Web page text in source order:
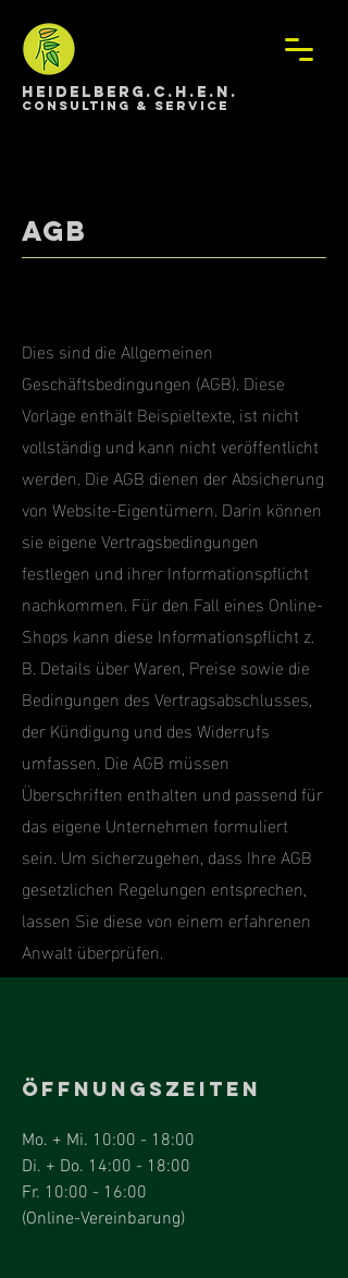
HEIDELBERG.C.H.E.N.
Consulting & Service
AGB
Dies sind die Allgemeinen
Geschäftsbedingungen (AGB). Diese
Vorlage enthält Beispieltexte, ist nicht
vollständig und kann nicht veröffentlicht
werden. Die AGB dienen der Absicherung
von Website-Eigentümern. Darin können
sie eigene Vertragsbedingungen
festlegen und ihrer Informationspflicht
nachkommen. Für den Fall eines Online-
Shops kann diese Informationspflicht z.
B. Details über Waren, Preise sowie die
Bedingungen des Vertragsabschlusses,
der Kündigung und des Widerrufs
umfassen. Die AGB müssen
Überschriften enthalten und passend für
das eigene Unternehmen formuliert
sein. Um sicherzugehen, dass Ihre AGB
gesetzlichen Regelungen entsprechen,
lassen Sie diese von einem erfahrenen
Anwalt überprüfen.
ÖFFNUNGSZEITEN
Mo. + Mi. 10:00 - 18:00
Di. + Do. 14:00 - 18:00
Fr. 10:00 - 16:00
(Online-Vereinbarung)